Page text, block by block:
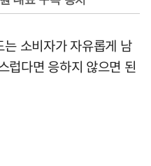
소비자가 자유롭게 남
럽다면 응하지 않으면 된